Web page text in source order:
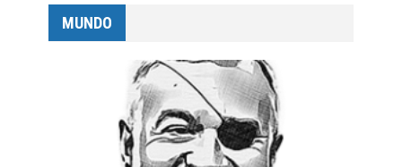
MUNDO